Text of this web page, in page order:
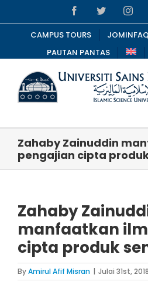
to
content
FacebookTwitter
CAMPUS TOURS JOMINFAQ
PAUTAN PANTAS
Zahaby Zainuddin
pengajian cipta
Zahaby
manfaatkan
cipta produk
ByAmirul Afif Misran | Julai 31st, 2018